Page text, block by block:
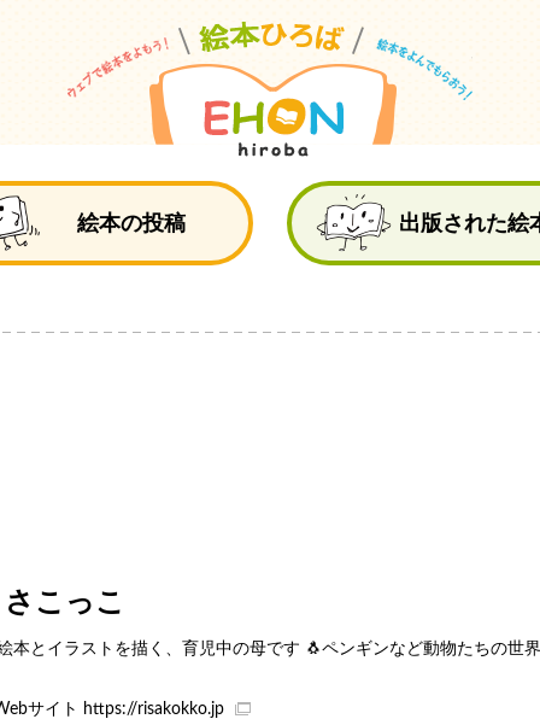
絵本の投稿 出版された絵
こっこ
本とイラストを描く、育児中の母です 🐧ペンギンなど動物たちの世
サイト https://risakokko.jp